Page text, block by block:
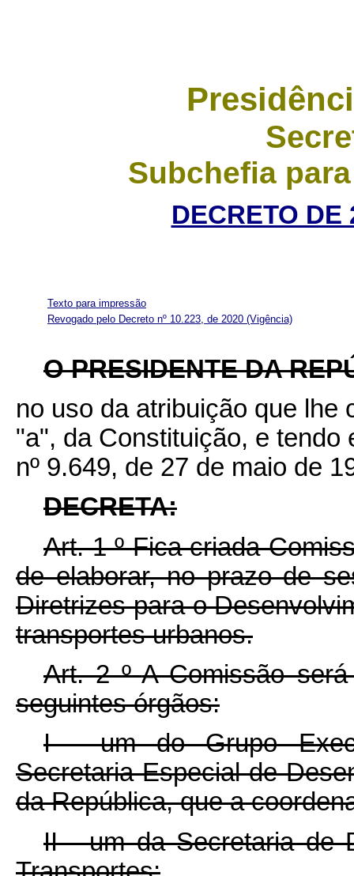
Subchefia
DECRETO DE
Texto para impressão
Revogado pelo Decreto nº 10.223, de 2020 (Vigência)
O PRESIDENTE DA
no uso da atribuição que lhe
"a", da Constituição, e tendo
nº 9.649, de 27 de maio de
DECRETA:
Art. 1ºFica criada
de elaborar, no prazo de
Diretrizes para o
transportes urbanos.
Art. 2ºA Comissão
seguintes órgãos:
I - um do Grupo
Secretaria Especial de
da República, que a
II - um da Secretaria de